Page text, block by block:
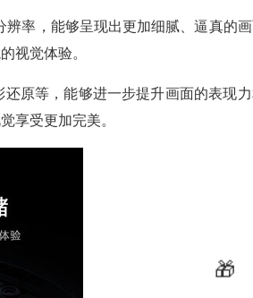
率，能够呈现出更加细腻、逼真的
视觉体验。
原等，能够进一步提升画面的表现
享受更加完美。